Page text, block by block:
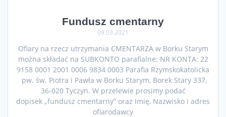
Fundusz cmentarny
09.03.2021
Ofiary na rzecz utrzymania CMENTARZA w Borku Starym
można składać na SUBKONTO parafialne: NR KONTA: 22
9158 0001 2001 0006 9834 0003 Parafia Rzymskokatolicka
pw. św. Piotra i Pawła w Borku Starym, Borek Stary 337,
36-020 Tyczyn. W przelewie prosimy podać
dopisek „fundusz cmentarny” oraz Imię, Nazwisko i adres
ofiarodawcy